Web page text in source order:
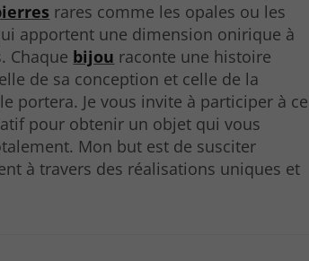
rares comme les opales ou les
apportent une dimension onirique à
Chaque bijou raconte une histoire
de sa conception et celle de la
portera. Je vous invite à participer à ce
pour obtenir un objet qui vous
Mon but est de susciter
à travers des réalisations uniques et